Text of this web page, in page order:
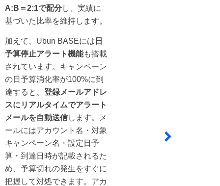
A:B＝2:1で配分し、実績に
基づいた比率を維持します。
加えて、Ubun BASEには 日
予算停止アラート機能も搭載
されています。キャンペーン
の日予算消化率が100%に到
達すると、 登録メールアドレ
スにリアルタイムでアラート
メールを自動送信します。メ
ールにはアカウント名・対象
キャンペーン名・設定日予
算・到達日時が記載されるた
め、予算切れの発生をすぐに
把握して対処できます。アカ